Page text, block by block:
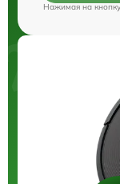
Нажимая на